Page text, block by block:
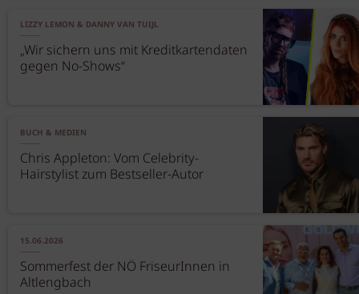
LIZZY LEMON & DANNY VAN TUIJL
„Wir sichern uns mit Kreditkartendaten
gegen No-Shows“
BUCH & MEDIEN
Chris Appleton: Vom Celebrity-
Hairstylist zum Bestseller-Autor
15.06.2026
Sommerfest der NÖ FriseurInnen in
Altlengbach